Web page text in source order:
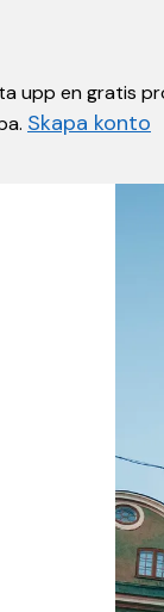
upp en gratis
Skapa konto